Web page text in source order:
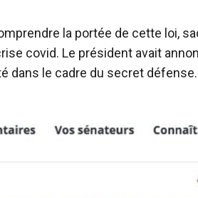
la portée de cette loi,
covid. Le président avait
dans le cadre du secret